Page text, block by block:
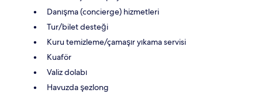
Danışma (concierge) hizmetleri
Tur/bilet desteği
Kuru temizleme/çamaşır yıkama servisi
Kuaför
Valiz dolabı
Havuzda şezlong